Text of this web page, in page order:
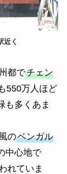
近く
都でチェン
550万人ほど
も多くあま
のベンガル
中心地で
れていま